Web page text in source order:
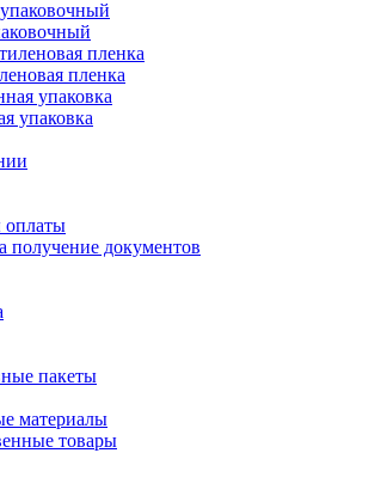
пленка
упаковка
получение документов
пакеты
материалы
товары